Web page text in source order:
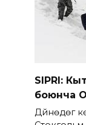
SIPRI:
боюнча
Дүйнөдөгү